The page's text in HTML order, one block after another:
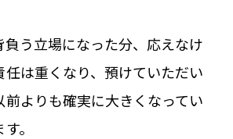
負う立場になった分、応えなけ
任は重くなり、預けていただい
前よりも確実に大きくなってい
。